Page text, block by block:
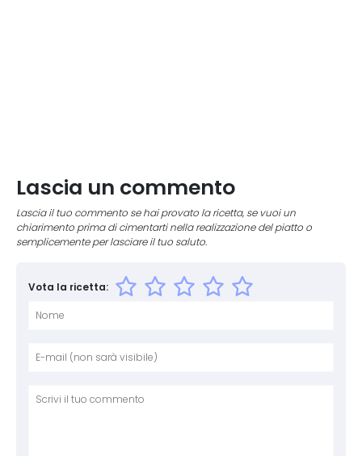
Lascia un commento
Lascia il tuo commento se hai provato la ricetta, se vuoi un
chiarimento prima di cimentarti nella realizzazione del piatto o
semplicemente per lasciare il tuo saluto.
Vota la ricetta: